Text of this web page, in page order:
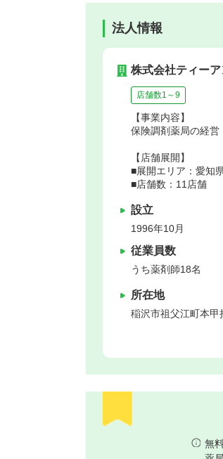
法人情報
株式会社ティーア
店舗数1～9
【事業内容】
保険調剤薬局の経営
【店舗展開】
■展開エリア：愛知
■店舗数：11店舗
設立
1996年10月
従業員数
うち薬剤師18名
所在地
稲沢市祖父江町本甲
無